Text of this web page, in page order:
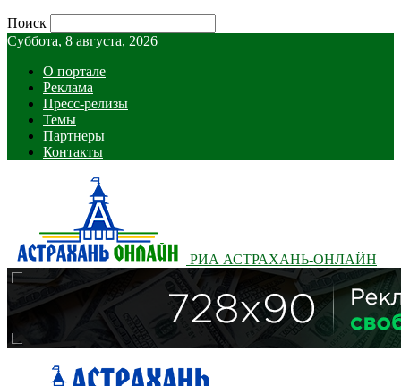
Поиск
Суббота, 8 августа, 2026
О портале
Реклама
Пресс-релизы
Темы
Партнеры
Контакты
РИА АСТРАХАНЬ-ОНЛАЙН